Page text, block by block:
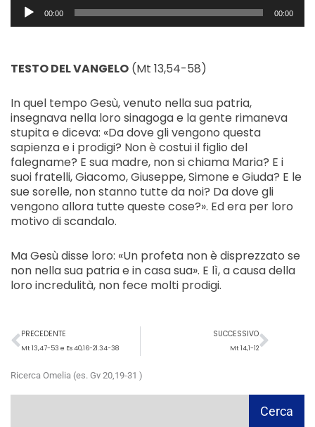
Audio
Player00:00 00:00
TESTO DEL VANGELO (Mt 13,54-58)
In quel tempo Gesù, venuto nella sua patria,
insegnava nella loro sinagoga e la gente rimaneva
stupita e diceva: «Da dove gli vengono questa
sapienza e i prodigi? Non è costui il figlio del
falegname? E sua madre, non si chiama Maria? E i
suoi fratelli, Giacomo, Giuseppe, Simone e Giuda? E le
sue sorelle, non stanno tutte da noi? Da dove gli
vengono allora tutte queste cose?». Ed era per loro
motivo di scandalo.
Ma Gesù disse loro: «Un profeta non è disprezzato se
non nella sua patria e in casa sua». E lì, a causa della
loro incredulità, non fece molti prodigi.
Precedente
PRECEDENTE
Mt 13,47-53 e Es 40,16-21.34-38
SUCCESSIVO
Mt 14,1-12
Ricerca Omelia (es. Gv 20,19-31 )
Cerca